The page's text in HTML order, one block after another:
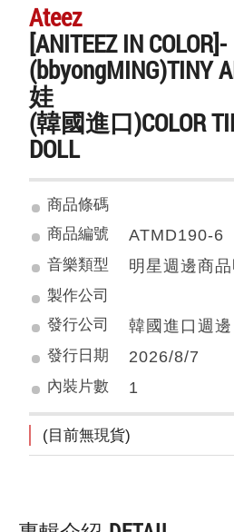
Ateez
[ANITEEZ IN COLOR]-
(bbyongMING)TINY
娃
(韓國進口)COLOR
DOLL
商品條碼
商品編號
ATMD190-6
音樂類型 明星週邊商
製作公司
發行公司
韓國進口週邊
發行日期 2026/8/7
內裝片數 1
(目前無現貨)